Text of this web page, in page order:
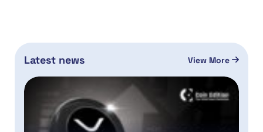
Latest news View More